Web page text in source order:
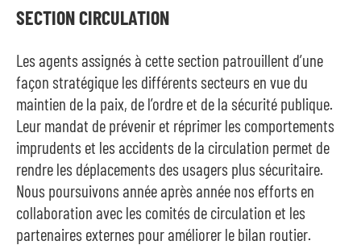
SECTION CIRCULATION
Les agents assignés à cette section patrouillent d’une
façon stratégique les différents secteurs en vue du
maintien de la paix, de l’ordre et de la sécurité publique.
Leur mandat de prévenir et réprimer les comportements
imprudents et les accidents de la circulation permet de
rendre les déplacements des usagers plus sécuritaire.
Nous poursuivons année après année nos efforts en
collaboration avec les comités de circulation et les
partenaires externes pour améliorer le bilan routier.